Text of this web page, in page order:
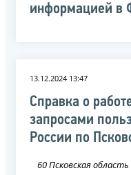
информацией в
13.12.2024 13:47
Справка о
запросами
России по
60 Псковская область